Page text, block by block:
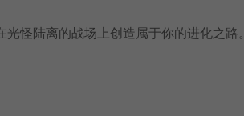
怪陆离的战场上创造属于你的进化之路。